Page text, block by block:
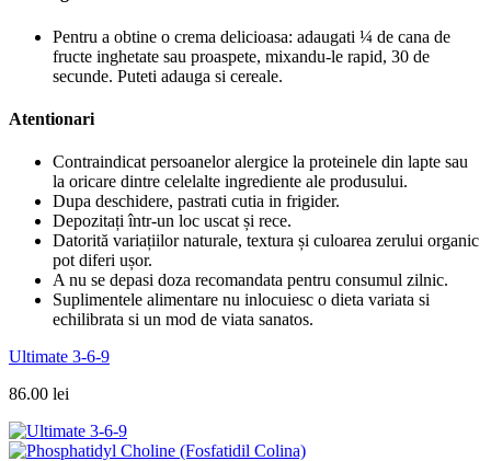
Pentru a obtine o crema delicioasa: adaugati ¼ de cana de
fructe inghetate sau proaspete, mixandu-le rapid, 30 de
secunde. Puteti adauga si cereale.
Atentionari
Contraindicat persoanelor alergice la proteinele din lapte sau
la oricare dintre celelalte ingrediente ale produsului.
Dupa deschidere, pastrati cutia in frigider.
Depozitați într-un loc uscat și rece.
Datorită variațiilor naturale, textura și culoarea zerului organic
pot diferi ușor.
A nu se depasi doza recomandata pentru consumul zilnic.
Suplimentele alimentare nu inlocuiesc o dieta variata si
echilibrata si un mod de viata sanatos.
Ultimate 3-6-9
86.00 lei